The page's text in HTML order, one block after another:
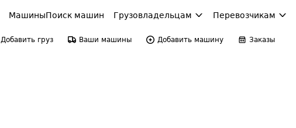
МашиныПоиск машин Грузовладельцам Перевозчикам
Добавить груз Ваши машины Добавить машину Заказы